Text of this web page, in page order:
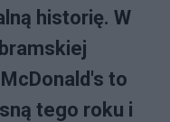
historię. W
to
tego roku i